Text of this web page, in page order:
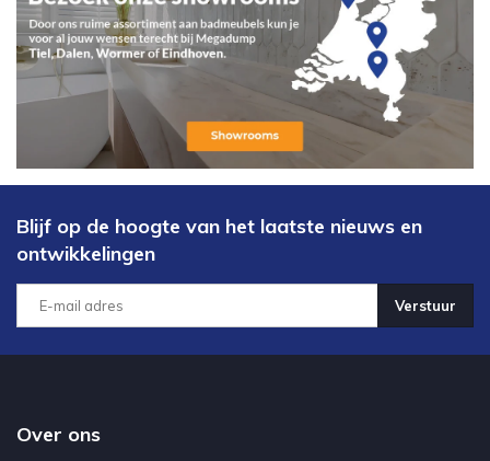
Blijf op de hoogte van het laatste nieuws en
ontwikkelingen
Verstuur
Over ons